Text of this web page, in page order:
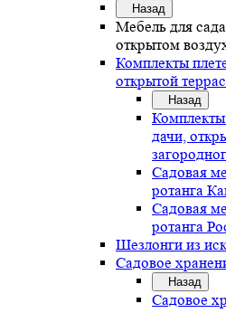
Назад
Мебель для
открытом
Комплекты
открытой
Назад
дачи,
Садовая
ротанга
Садовая
ротанга
Шезлонги из
Садовое
Назад
Садовое